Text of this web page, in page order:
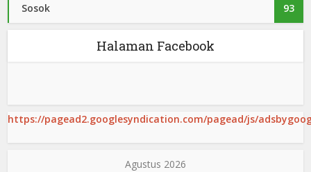
Sosok 93
Halaman Facebook
https://pagead2.googlesyndication.com/pagead/js/
Agustus 2026